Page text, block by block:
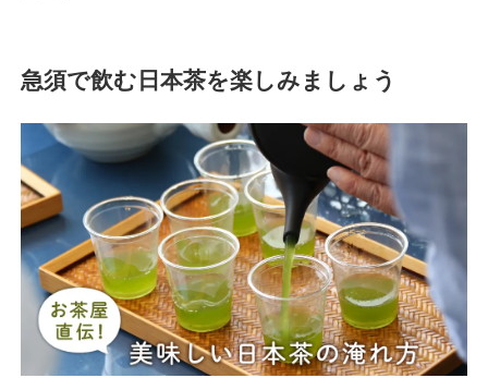
急須で飲む日本茶を楽しみましょう